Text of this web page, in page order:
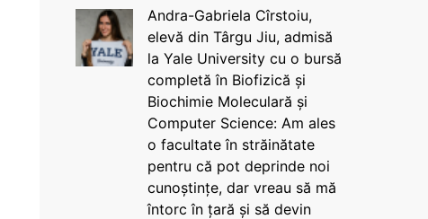
Andra-Gabriela Cîrstoiu,
elevă din Târgu Jiu, admisă
la Yale University cu o bursă
completă în Biofizică și
Biochimie Moleculară și
Computer Science: Am ales
o facultate în străinătate
pentru că pot deprinde noi
cunoștințe, dar vreau să mă
întorc în țară și să devin